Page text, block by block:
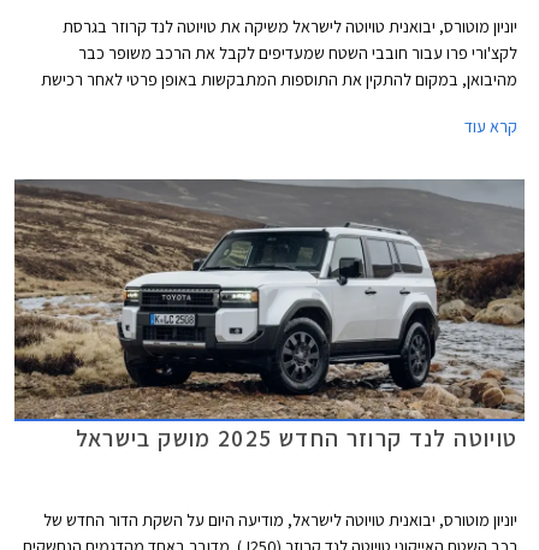
יוניון מוטורס, יבואנית טויוטה לישראל משיקה את טויוטה לנד קרוזר בגרסת
לקצ'ורי פרו עבור חובבי השטח שמעדיפים לקבל את הרכב משופר כבר
מהיבואן, במקום להתקין את התוספות המתבקשות באופן פרטי לאחר רכישת
קרא עוד
טויוטה לנד קרוזר החדש 2025 מושק בישראל
יוניון מוטורס, יבואנית טויוטה לישראל, מודיעה היום על השקת הדור החדש של